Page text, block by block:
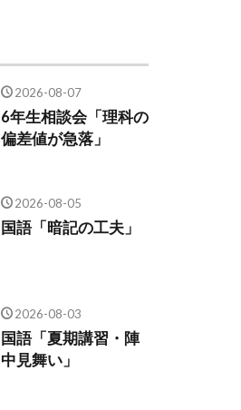
2026-08-07
6年生相談会「理科の
偏差値が急落」
2026-08-05
国語「暗記の工夫」
2026-08-03
国語「夏期講習・陣
中見舞い」